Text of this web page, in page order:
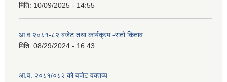
मिति: 10/09/2025 - 14:55
आ व २०८१-८२ बजेट तथा कार्यक्रम -रातो किताव
मिति: 08/29/2024 - 16:43
आ.व. २०८१/०८२ को वजेट वक्तव्य